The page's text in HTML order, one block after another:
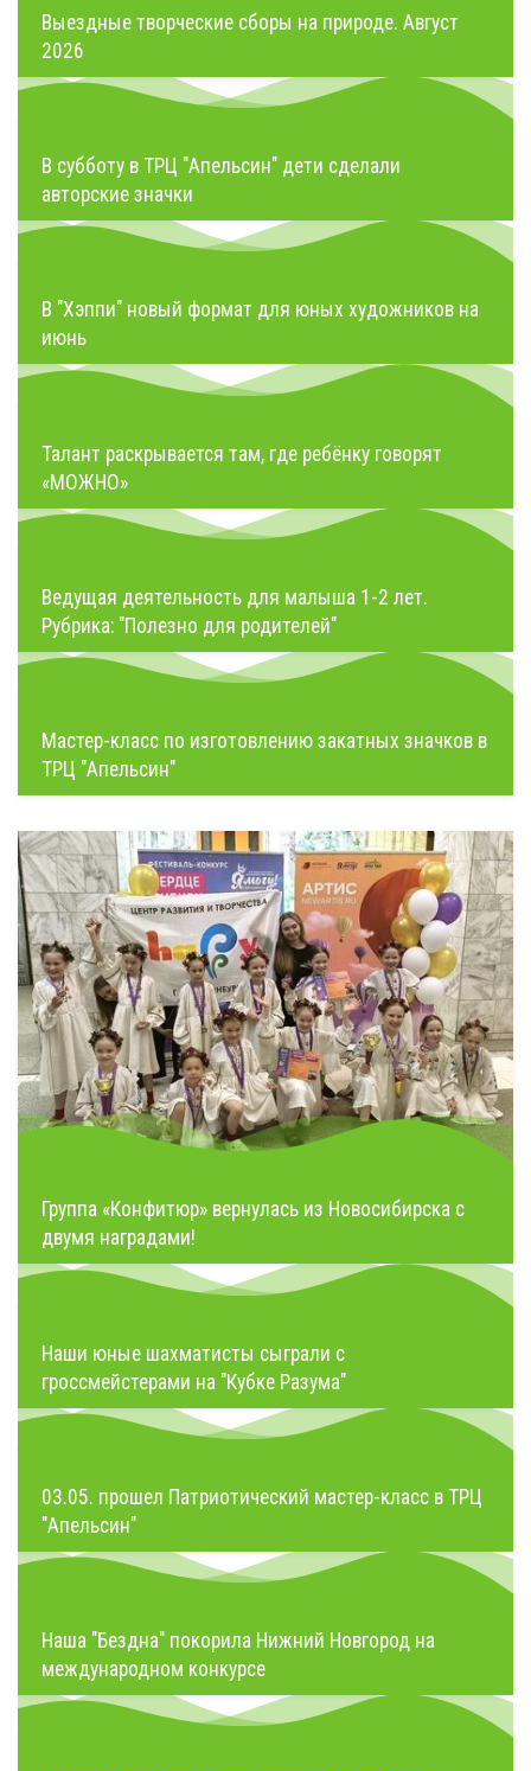
Выездные творческие сборы на природе. Август
2026
В субботу в ТРЦ "Апельсин" дети сделали
авторские значки
В "Хэппи" новый формат для юных художников на
июнь
Талант раскрывается там, где ребёнку говорят
«МОЖНО»
Ведущая деятельность для малыша 1-2 лет.
Рубрика: "Полезно для родителей"
Мастер-класс по изготовлению закатных значков в
ТРЦ "Апельсин"
Группа «Конфитюр» вернулась из Новосибирска с
двумя наградами!
Наши юные шахматисты сыграли с
гроссмейстерами на "Кубке Разума"
03.05. прошел Патриотический мастер-класс в ТРЦ
"Апельсин"
Наша "Бездна" покорила Нижний Новгород на
международном конкурсе